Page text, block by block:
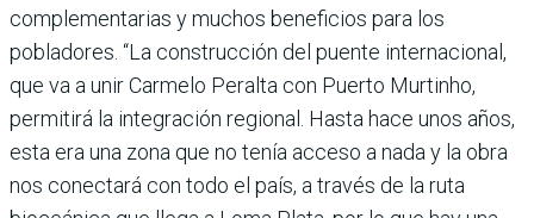
com­plementarias y muchos bene­ficios para los
pobladores. “La construcción del puente internacional,
que va a unir Carmelo Peralta con Puerto Murtinho,
permitirá la inte­gración regional. Hasta hace unos años,
esta era una zona que no tenía acceso a nada y la obra
nos conectará con todo el país, a través de la ruta